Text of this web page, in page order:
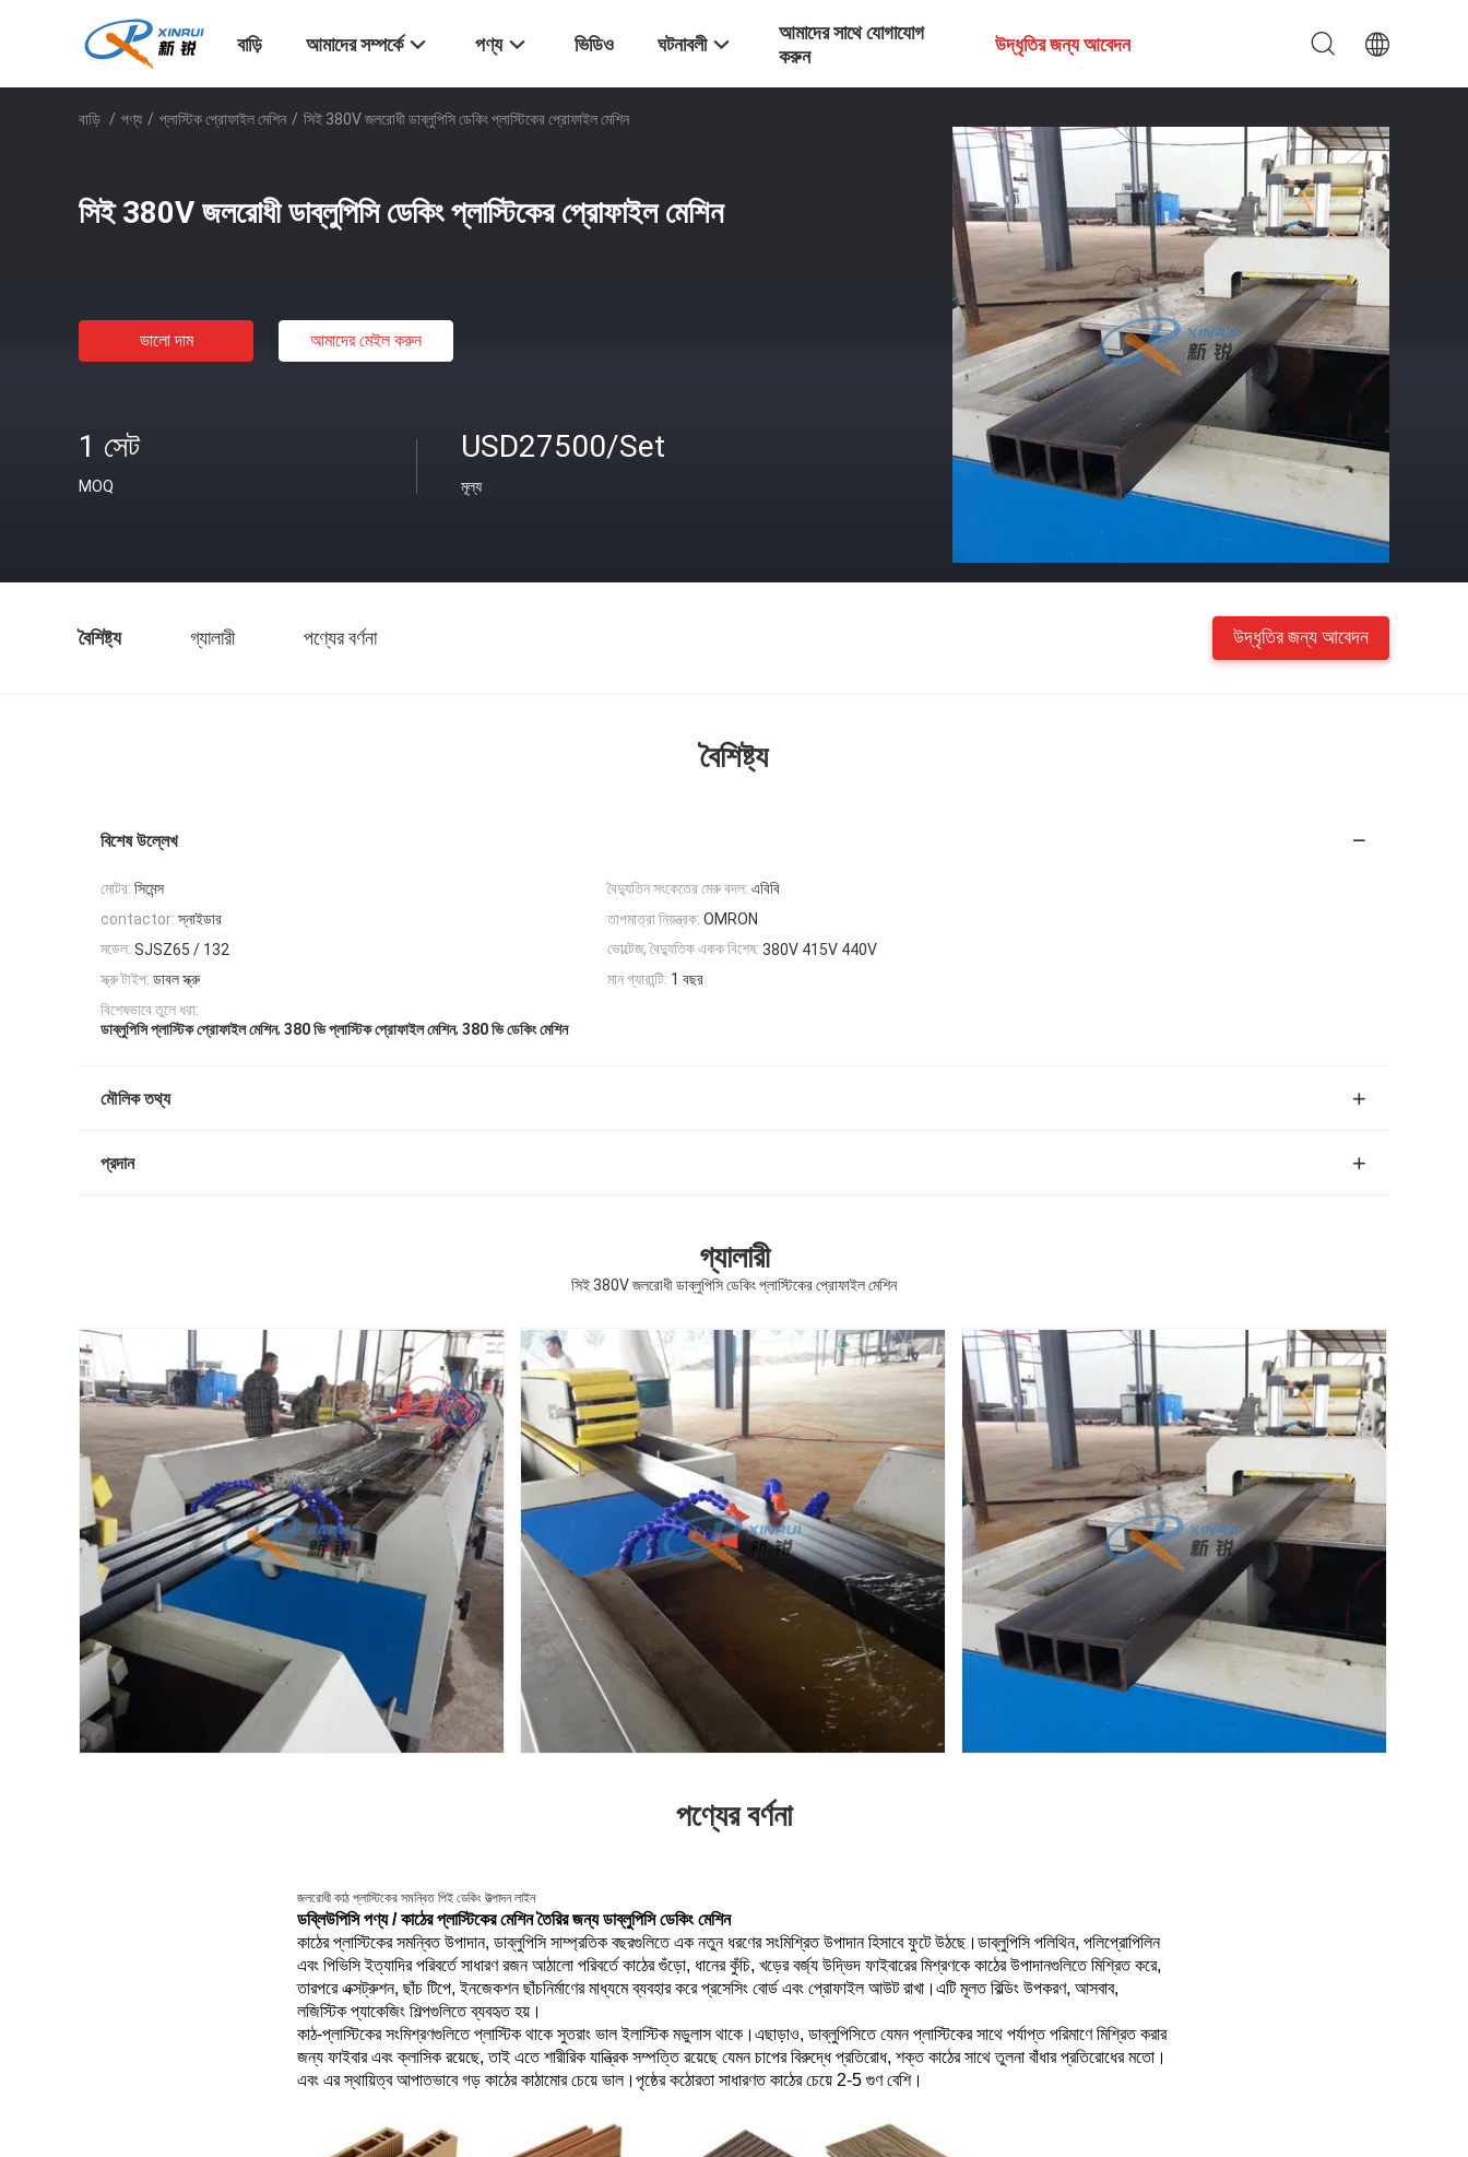
বাড়ি আমাদের সম্পর্কে পণ্য ভিডিও ঘটনাবলী
আমাদের সাথে যোগাযোগ
করুন
উদ্ধৃতির জন্য আবেদন
বাড়ি / পণ্য / প্লাস্টিক প্রোফাইল মেশিন / সিই 380V জলরোধী ডাব্লুপিসি ডেকিং প্লাস্টিকের প্রোফাইল মেশিন
সিই 380V জলরোধী ডাব্লুপিসি ডেকিং প্লাস্টিকের প্রোফাইল মেশিন
ভালো দাম আমাদের মেইল ​​করুন
1 সেট
MOQ
USD27500/Set
মূল্য
বৈশিষ্ট্য গ্যালারী পণ্যের বর্ণনা উদ্ধৃতির জন্য আবেদন
বৈশিষ্ট্য
বিশেষ উল্লেখ
মোটর: সিমেন্স বৈদ্যুতিন সংকেতের মেরু বদল: এবিবি
contactor: স্নাইডার তাপমাত্রা নিয়ন্ত্রক: OMRON
মডেল: SJSZ65 / 132 ভোল্টেজ, বৈদ্যুতিক একক বিশেষ: 380V 415V 440V
স্ক্রু টাইপ: ডাবল স্ক্রু মান গ্যারান্টি: 1 বছর
বিশেষভাবে তুলে ধরা:
ডাব্লুপিসি প্লাস্টিক প্রোফাইল মেশিন, 380 ভি প্লাস্টিক প্রোফাইল মেশিন, 380 ভি ডেকিং মেশিন
মৌলিক তথ্য
প্রদান
গ্যালারী
সিই 380V জলরোধী ডাব্লুপিসি ডেকিং প্লাস্টিকের প্রোফাইল মেশিন
পণ্যের বর্ণনা
জলরোধী কাঠ প্লাস্টিকের সমন্বিত পিই ডেকিং উত্পাদন লাইন
ডব্লিউপিসি পণ্য / কাঠের প্লাস্টিকের মেশিন তৈরির জন্য ডাব্লুপিসি ডেকিং মেশিন
কাঠের প্লাস্টিকের সমন্বিত উপাদান, ডাব্লুপিসি সাম্প্রতিক বছরগুলিতে এক নতুন ধরণের সংমিশ্রিত উপাদান হিসাবে ফুটে উঠছে।ডাব্লুপিসি পলিথিন, পলিপ্রোপিলিন
এবং পিভিসি ইত্যাদির পরিবর্তে সাধারণ রজন আঠালো পরিবর্তে কাঠের গুঁড়ো, ধানের কুঁচি, খড়ের বর্জ্য উদ্ভিদ ফাইবারের মিশ্রণকে কাঠের উপাদানগুলিতে মিশ্রিত করে,
তারপরে এক্সট্রুশন, ছাঁচ টিপে, ইনজেকশন ছাঁচনির্মাণের মাধ্যমে ব্যবহার করে প্রসেসিং বোর্ড এবং প্রোফাইল আউট রাখা।এটি মূলত বিল্ডিং উপকরণ, আসবাব,
লজিস্টিক প্যাকেজিং শিল্পগুলিতে ব্যবহৃত হয়।
কাঠ-প্লাস্টিকের সংমিশ্রণগুলিতে প্লাস্টিক থাকে সুতরাং ভাল ইলাস্টিক মডুলাস থাকে।এছাড়াও, ডাব্লুপিসিতে যেমন প্লাস্টিকের সাথে পর্যাপ্ত পরিমাণে মিশ্রিত করার
জন্য ফাইবার এবং ক্লাসিক রয়েছে, তাই এতে শারীরিক যান্ত্রিক সম্পত্তি রয়েছে যেমন চাপের বিরুদ্ধে প্রতিরোধ, শক্ত কাঠের সাথে তুলনা বাঁধার প্রতিরোধের মতো।
এবং এর স্থায়িত্ব আপাতভাবে গড় কাঠের কাঠামোর চেয়ে ভাল।পৃষ্ঠের কঠোরতা সাধারণত কাঠের চেয়ে 2-5 গুণ বেশি।